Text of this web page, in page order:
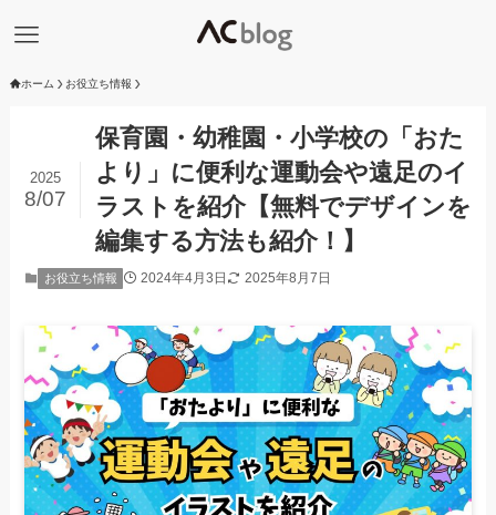
ホーム お役立ち情報
保育園・幼稚園・小学校の「おた
より」に便利な運動会や遠足のイ
ラストを紹介【無料でデザインを
編集する方法も紹介！】
2025
8/07
お役立ち情報 2024年4月3日 2025年8月7日